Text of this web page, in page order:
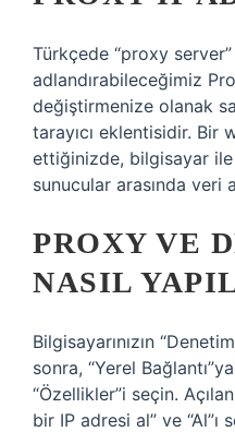
Türkçede “proxy
adlandırabileceğimiz
değiştirmenize olanak
tarayıcı eklentisidir. Bir
ettiğinizde, bilgisayar ile
sunucular arasında veri
PROXY VE
NASIL
Bilgisayarınızın
sonra, “Yerel
“Özellikler”i seçin.
bir IP adresi al” ve “Al”ı